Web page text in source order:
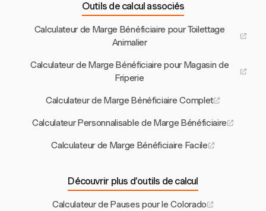
Outils de calcul associés
Calculateur de Marge Bénéficiaire pour Toilettage
Animalier
Calculateur de Marge Bénéficiaire pour Magasin de
Friperie
Calculateur de Marge Bénéficiaire Complet
Calculateur Personnalisable de Marge Bénéficiaire
Calculateur de Marge Bénéficiaire Facile
Découvrir plus d’outils de calcul
Calculateur de Pauses pour le Colorado